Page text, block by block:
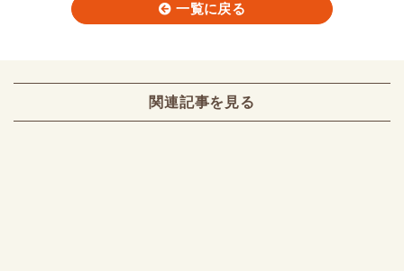
一覧に戻る
関連記事を見る